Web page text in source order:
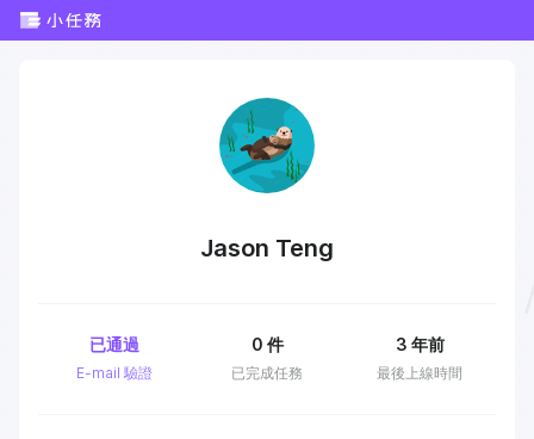
Jason Teng
E-mail 驗證
已通過
已完成任務
0 件
最後上線時間
3 年前